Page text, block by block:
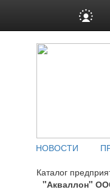
НОВОСТИ
Каталог
"Акваллон"